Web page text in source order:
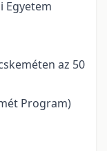
Egyetem
az 50
Program)